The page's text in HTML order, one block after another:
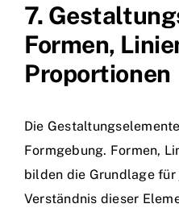
7.
Formen,
Proportionen
Die
Formgebung. Formen,
bilden die Grundlage für
Verständnis dieser